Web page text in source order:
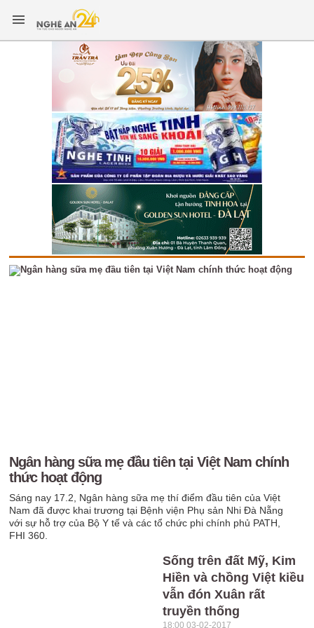
Ngân hàng sữa mẹ đầu tiên tại Việt Nam chính
thức hoạt động
Sáng nay 17.2, Ngân hàng sữa mẹ thí điểm đầu tiên của Việt
Nam đã được khai trương tại Bệnh viện Phụ sản Nhi Đà Nẵng
với sự hỗ trợ của Bộ Y tế và các tổ chức phi chính phủ PATH,
FHI 360.
Sống trên đất Mỹ, Kim
Hiền và chồng Việt kiều
vẫn đón Xuân rất
truyền thống
18:00 03-02-2017